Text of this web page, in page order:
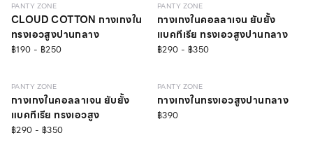
PANTY ZONE
CLOUD COTTON กางเกงใน
ทรงเอวสูงปานกลาง
฿190 - ฿250
PANTY ZONE
กางเกงในคอลลาเจน ยับยั้ง
แบคทีเรีย ทรงเอวสูงปานกลาง
฿290 - ฿350
EVERYDAY
PANTY ZONE
กางเกงในคอลลาเจน ยับยั้ง
แบคทีเรีย ทรงเอวสูง
฿290 - ฿350
EVERYDAY
PANTY ZONE
กางเกงในทรงเอวสูงปานกลาง
฿390
EVERYDAY